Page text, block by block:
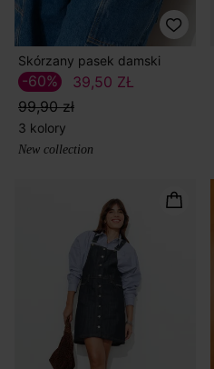
Skórzany pasek damski
39,50 ZŁ
99,90 zł
-60%
3 kolory
New collection